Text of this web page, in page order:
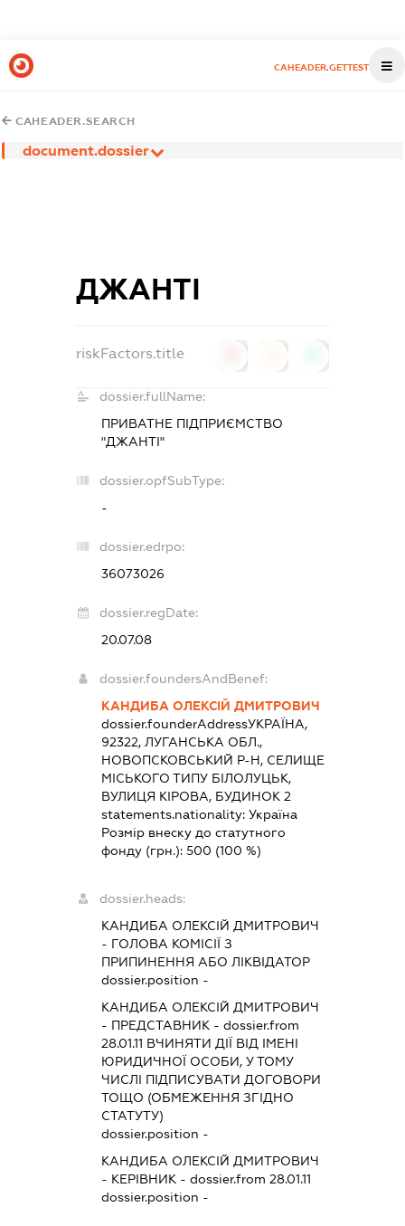
CAHEADER.GETTEST
CAHEADER.SEARCH
document.dossier
ДЖАНТІ
riskFactors.title
dossier.fullName:
ПРИВАТНЕ ПІДПРИЄМСТВО
"ДЖАНТІ"
dossier.opfSubType:
-
dossier.edrpo:
36073026
dossier.regDate:
20.07.08
dossier.foundersAndBenef:
КАНДИБА ОЛЕКСІЙ ДМИТРОВИЧ
dossier.founderAddressУКРАЇНА,
92322, ЛУГАНСЬКА ОБЛ.,
НОВОПСКОВСЬКИЙ Р-Н, СЕЛИЩЕ
МІСЬКОГО ТИПУ БІЛОЛУЦЬК,
ВУЛИЦЯ КІРОВА, БУДИНОК 2
statements.nationality:Україна
Розмір внеску до статутного
фонду (грн.):500 (100 %)
dossier.heads:
КАНДИБА ОЛЕКСІЙ ДМИТРОВИЧ
- ГОЛОВА КОМІСІЇ З
ПРИПИНЕННЯ АБО ЛІКВІДАТОР
dossier.position -
КАНДИБА ОЛЕКСІЙ ДМИТРОВИЧ
- ПРЕДСТАВНИК - dossier.from
28.01.11 ВЧИНЯТИ ДІЇ ВІД ІМЕНІ
ЮРИДИЧНОЇ ОСОБИ, У ТОМУ
ЧИСЛІ ПІДПИСУВАТИ ДОГОВОРИ
ТОЩО (ОБМЕЖЕННЯ ЗГІДНО
СТАТУТУ)
dossier.position -
КАНДИБА ОЛЕКСІЙ ДМИТРОВИЧ
- КЕРІВНИК - dossier.from 28.01.11
dossier.position -